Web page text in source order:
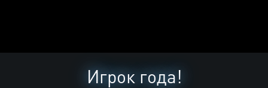
Игрок года!